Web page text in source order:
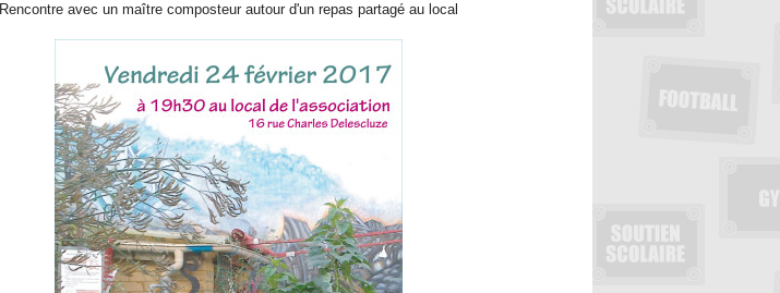
Rencontre avec un maître composteur autour d'un repas partagé au local